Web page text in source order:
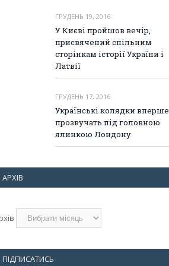
ГРУДЕНЬ 19, 2016
У Києві пройшов вечір,
присвячений спільним
сторінкам історії України і
Латвії
ГРУДЕНЬ 17, 2016
Українські колядки вперше
прозвучать під головною
ялинкою Лондону
АРХІВ
ПІДПИСАТИСЬ